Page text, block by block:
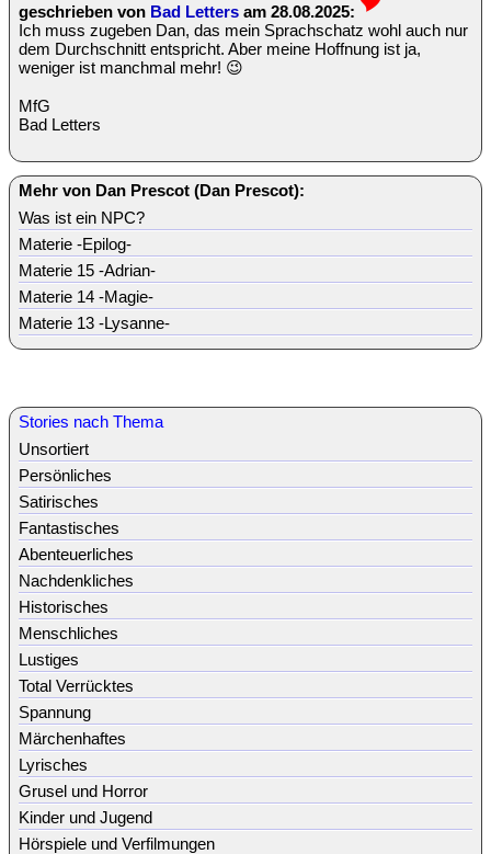
geschrieben von Bad Letters am 28.08.2025:
Ich muss zugeben Dan, das mein Sprachschatz wohl auch nur
dem Durchschnitt entspricht. Aber meine Hoffnung ist ja,
weniger ist manchmal mehr! 😉
MfG
Bad Letters
Mehr von Dan Prescot (Dan Prescot):
Was ist ein NPC?
Materie -Epilog-
Materie 15 -Adrian-
Materie 14 -Magie-
Materie 13 -Lysanne-
Stories nach Thema
Unsortiert
Persönliches
Satirisches
Fantastisches
Abenteuerliches
Nachdenkliches
Historisches
Menschliches
Lustiges
Total Verrücktes
Spannung
Märchenhaftes
Lyrisches
Grusel und Horror
Kinder und Jugend
Hörspiele und Verfilmungen